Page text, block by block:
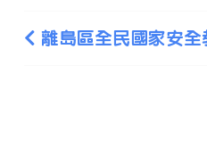
離島區全民國家安